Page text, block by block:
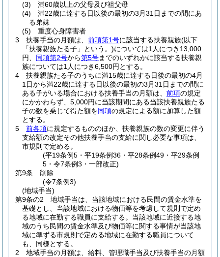
(3)
満60歳以上の父母及び祖父母
(4)
満22歳に達する日以後の最初の3月31日までの間にあ
る弟妹
(5)
重度心身障害者
3
扶養手当の月額は、 前項第1号に該当する扶養親族(以下
「扶養親族たる子」という。)については1人につき13,000
円、 同項第2号から第5号までのいずれかに該当する扶養親
族については1人につき6,500円とする。
4
扶養親族たる子のうちに満15歳に達する日後の最初の4月
1日から満22歳に達する日以後の最初の3月31日までの間に
ある子がいる場合における扶養手当の月額は、 前項の規定
にかかわらず、5,000円に当該期間にある当該扶養親族たる
子の数を乗じて得た額を同項の規定による額に加算した額
とする。
5
前各項に規定するもののほか、扶養親族の数の変更に伴う
支給額の改定その他扶養手当の支給に関し必要な事項は、
市規則で定める。
(平19条例5・平19条例36・平28条例49・平29条例
5・令7条例3・一部改正)
第9条
削除
(令7条例3)
(地域手当)
第9条の2
地域手当は、当該地域における民間の賃金水準を
基礎とし、当該地域における物価等を考慮して規則で定め
る地域に在勤する職員に支給する。 当該地域に近接する地
域のうち民間の賃金水準及び物価等に関する事情が当該地
域に準ずる市規則で定める地域に在勤する職員について
も、同様とする。
2
地域手当の月額は、給料、管理職手当及び扶養手当の月額